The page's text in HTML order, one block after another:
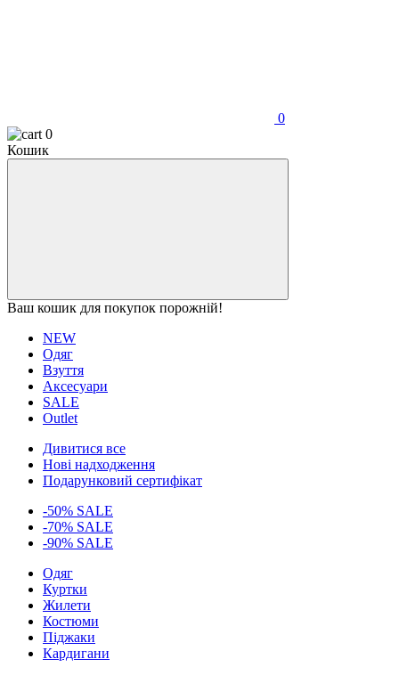
0
0
Кошик
Ваш кошик для покупок порожній!
NEW
Одяг
Взуття
Аксесуари
SALE
Outlet
Дивитися все
Нові надходження
Подарунковий сертифікат
-50% SALE
-70% SALE
-90% SALE
Одяг
Куртки
Жилети
Костюми
Піджаки
Кардигани